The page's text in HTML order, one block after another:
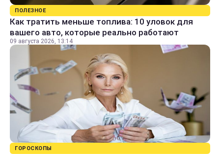
ПОЛЕЗНОЕ
Как тратить меньше топлива: 10 уловок для
вашего авто, которые реально работают
09 августа 2026, 13:14
ГОРОСКОПЫ